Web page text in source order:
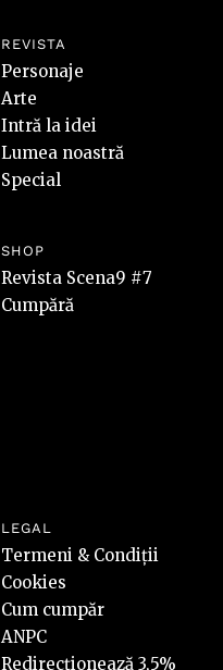
REVISTA
Personaje
Arte
Intră la idei
Lumea noastră
Special
SHOP
Revista Scena9 #7
Cumpără
LEGAL
Termeni & Condiții
Cookies
Cum cumpăr
ANPC
Redirecționează 3,5%